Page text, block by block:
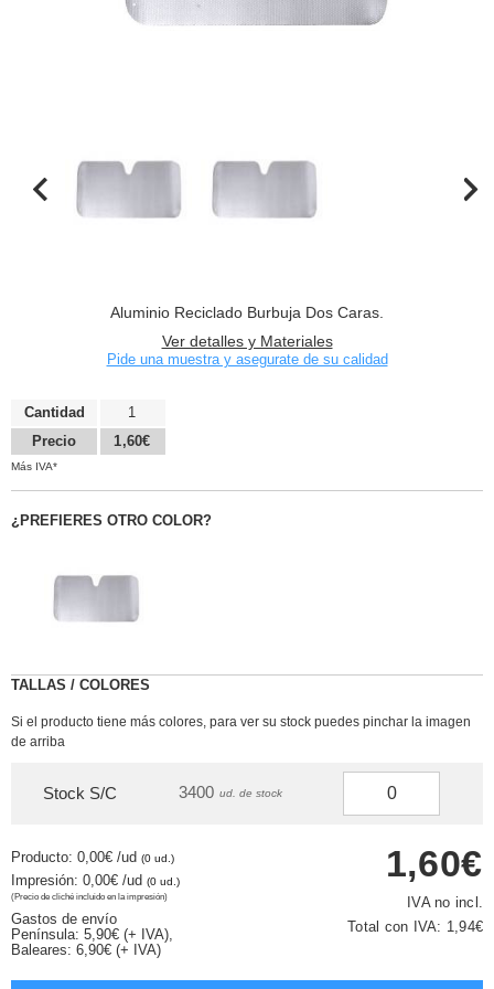
Aluminio Reciclado Burbuja Dos Caras.
Ver detalles y Materiales
Pide una muestra y asegurate de su calidad
Cantidad
Precio
1
1,60€
Más IVA*
¿PREFIERES OTRO COLOR?
TALLAS / COLORES
Si el producto tiene más colores, para ver su stock puedes pinchar la imagen
de arriba
Stock S/C 3400 ud. de stock
Producto: 0,00€ /ud (0 ud.)
Impresión: 0,00€ /ud (0 ud.)
(Precio de cliché incluido en la impresión)
Gastos de envío
Península: 5,90€ (+ IVA),
Baleares: 6,90€ (+ IVA)
1,60€
IVA no incl.
Total con IVA: 1,94€